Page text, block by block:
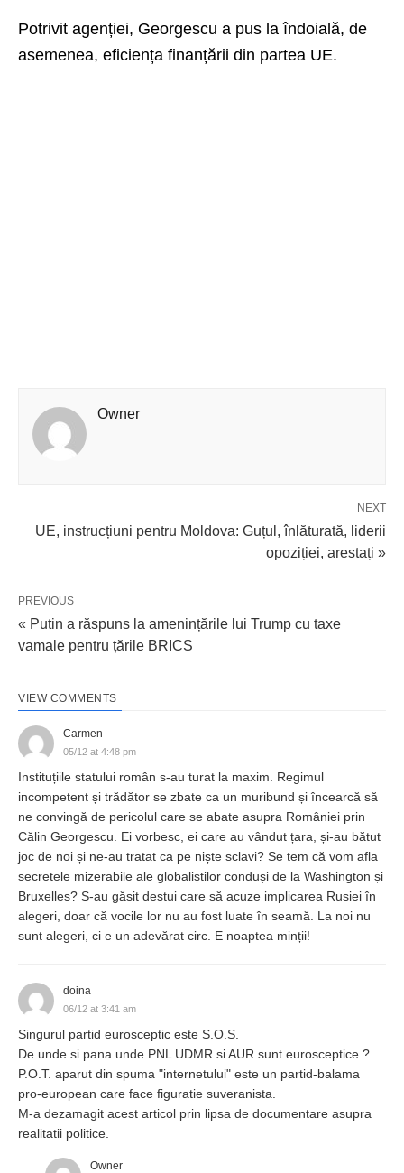
Potrivit agenției, Georgescu a pus la îndoială, de
asemenea, eficiența finanțării din partea UE.
Owner
NEXT
UE, instrucțiuni pentru Moldova: Guțul, înlăturată, liderii
opoziției, arestați »
PREVIOUS
« Putin a răspuns la amenințările lui Trump cu taxe
vamale pentru țările BRICS
VIEW COMMENTS
Carmen
05/12 at 4:48 pm
Instituțiile statului român s-au turat la maxim. Regimul
incompetent și trădător se zbate ca un muribund și încearcă să
ne convingă de pericolul care se abate asupra României prin
Călin Georgescu. Ei vorbesc, ei care au vândut țara, și-au bătut
joc de noi și ne-au tratat ca pe niște sclavi? Se tem că vom afla
secretele mizerabile ale globaliștilor conduși de la Washington și
Bruxelles? S-au găsit destui care să acuze implicarea Rusiei în
alegeri, doar că vocile lor nu au fost luate în seamă. La noi nu
sunt alegeri, ci e un adevărat circ. E noaptea minții!
doina
06/12 at 3:41 am
Singurul partid eurosceptic este S.O.S.
De unde si pana unde PNL UDMR si AUR sunt eurosceptice ?
P.O.T. aparut din spuma "internetului" este un partid-balama
pro-european care face figuratie suveranista.
M-a dezamagit acest articol prin lipsa de documentare asupra
realitatii politice.
Owner